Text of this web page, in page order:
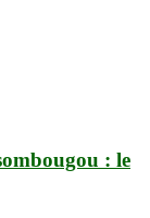
: le